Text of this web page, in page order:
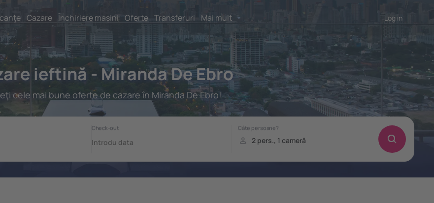
Cazare Închiriere mașini Oferte Transferuri Mai mult Log in
ieftină - Miranda De Ebro
cele mai bune oferte de cazare în Miranda De Ebro!